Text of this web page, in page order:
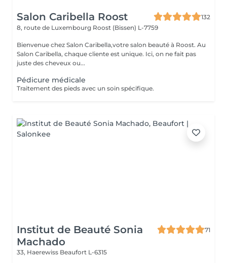
Salon Caribella Roost
132
8, route de Luxembourg Roost (Bissen) L-7759
Bienvenue chez Salon Caribella,votre salon beauté à Roost. Au
Salon Caribella, chaque cliente est unique. Ici, on ne fait pas
juste des cheveux ou...
Pédicure médicale
Traitement des pieds avec un soin spécifique.
Institut de Beauté Sonia
Machado
71
33, Haerewiss Beaufort L-6315